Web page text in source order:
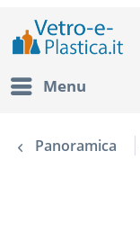
Menu
Panoramica